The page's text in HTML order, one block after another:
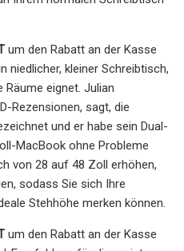
um den Rabatt an der Kasse
niedlicher, kleiner Schreibtisch,
eignet. Julian
Rezensionen, sagt, die
und er habe sein Dual-
MacBook ohne Probleme
von 28 auf 48 Zoll erhöhen,
sodass Sie sich Ihre
Stehhöhe merken können.
um den Rabatt an der Kasse